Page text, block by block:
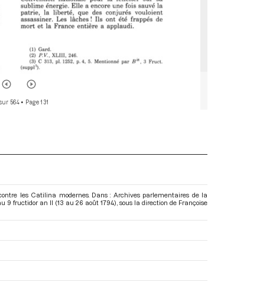
564• Page 131
les Catilina modernes. Dans : Archives parlementaires de la
9 fructidor an II (13 au 26 août 1794) , sous la direction de Françoise